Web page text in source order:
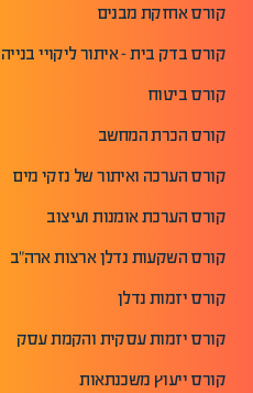
קורס אחזקת מבנים
קורס בדק בית - איתור ליקויי בנייה
קורס ביטוח
קורס הכרת המחשב
קורס הערכה ואיתור של נזקי מים
קורס הערכת אומנות ועיצוב
קורס השקעות נדלן ארצות ארה"ב
קורס יזמות נדלן
קורס יזמות עסקית והקמת עסק
קורס ייעוץ משכנתאות